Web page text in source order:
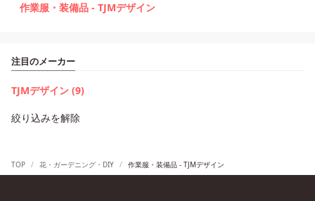
作業服・装備品 - TJMデザイン
注目のメーカー
TJMデザイン (9)
絞り込みを解除
TOP 花・ガーデニング・DIY 作業服・装備品 - TJMデザイン